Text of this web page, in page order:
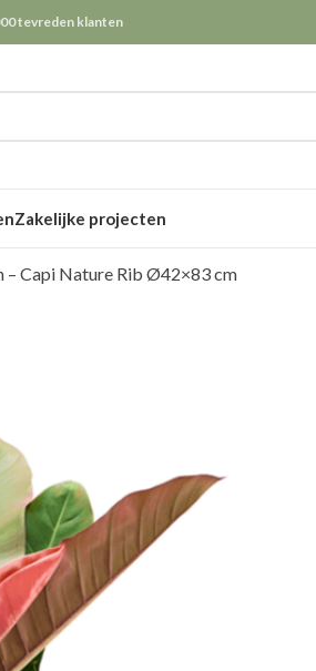
tevreden klanten
Zakelijke projecten
– Capi Nature Rib Ø42×83 cm